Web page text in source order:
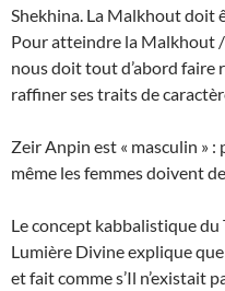
Shekhina. La Malkhout doit
Pour atteindre la Malkhout /
nous doit tout d’abord faire
raffiner ses traits de
Zeir Anpin est « masculin »
même les femmes doivent
Le concept kabbalistique du
Lumière Divine explique que
et fait comme s’Il n’existait